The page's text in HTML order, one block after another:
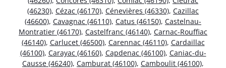
(46230), Cézac (46170), Cénevières (46330), Cazillac
(46600), Cavagnac (46110), Catus (46150), Castelnau-
Montratier (46170), Castelfranc (46140), Carnac-Rouffiac
(46140), Carlucet (46500), Carennac (46110), Cardaillac
(46100), Carayac (46160), Capdenac (46100), Caniac-du-
Causse (46240), Camburat (46100), Camboulit (46100),